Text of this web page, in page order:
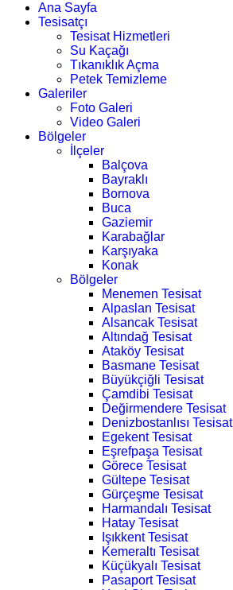
Ana Sayfa
Tesisatçı
Tesisat Hizmetleri
Su Kaçağı
Tıkanıklık Açma
Petek Temizleme
Galeriler
Foto Galeri
Video Galeri
Bölgeler
İlçeler
Balçova
Bayraklı
Bornova
Buca
Gaziemir
Karabağlar
Karşıyaka
Konak
Bölgeler
Menemen Tesisat
Alpaslan Tesisat
Alsancak Tesisat
Altındağ Tesisat
Ataköy Tesisat
Basmane Tesisat
Büyükçiğli Tesisat
Çamdibi Tesisat
Değirmendere Tesisat
Denizbostanlısı Tesisat
Egekent Tesisat
Eşrefpaşa Tesisat
Görece Tesisat
Gültepe Tesisat
Gürçeşme Tesisat
Harmandalı Tesisat
Hatay Tesisat
Işıkkent Tesisat
Kemeraltı Tesisat
Küçükyalı Tesisat
Pasaport Tesisat